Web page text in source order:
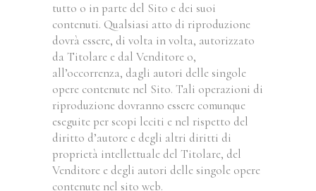
tutto o in parte del Sito e dei suoi
contenuti. Qualsiasi atto di riproduzione
dovrà essere, di volta in volta, autorizzato
da Titolare e dal Venditore o,
all’occorrenza, dagli autori delle singole
opere contenute nel Sito. Tali operazioni di
riproduzione dovranno essere comunque
eseguite per scopi leciti e nel rispetto del
diritto d’autore e degli altri diritti di
proprietà intellettuale del Titolare, del
Venditore e degli autori delle singole opere
contenute nel sito web.